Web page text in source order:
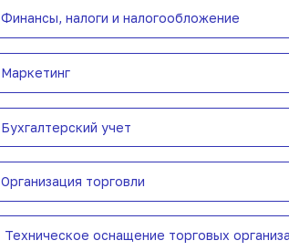
Финансы, налоги и налогообложение
Маркетинг
Организация торговли
Техническое оснащение торговых
Бухгалтерский учет